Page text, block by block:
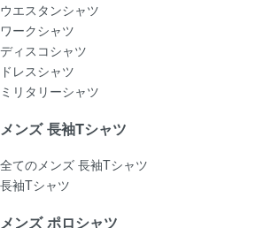
ウエスタンシャツ
ワークシャツ
ディスコシャツ
ドレスシャツ
ミリタリーシャツ
メンズ 長袖Tシャツ
全てのメンズ 長袖Tシャツ
長袖Tシャツ
メンズ ポロシャツ